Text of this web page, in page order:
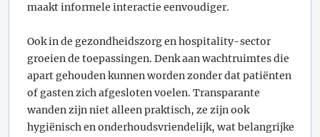
maakt informele interactie eenvoudiger.
Ook in de gezondheidszorg en hospitality-sector
groeien de toepassingen. Denk aan wachtruimtes die
apart gehouden kunnen worden zonder dat patiënten
of gasten zich afgesloten voelen. Transparante
wanden zijn niet alleen praktisch, ze zijn ook
hygiënisch en onderhoudsvriendelijk, wat belangrijke